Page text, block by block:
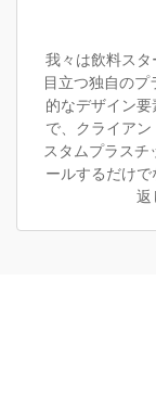
我々は飲料ス
目立つ独自の
的なデザイン
で、クライア
スタムプラスチ
ールするだけ
返